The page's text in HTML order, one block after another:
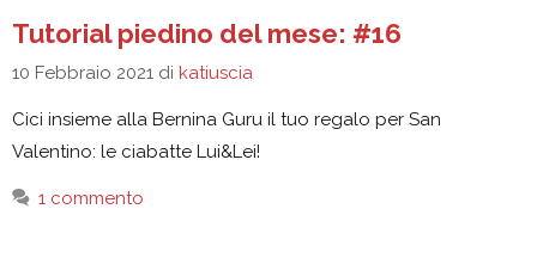
Tutorial piedino del mese: #16
10 Febbraio 2021 di katiuscia
Cici insieme alla Bernina Guru il tuo regalo per San
Valentino: le ciabatte Lui&Lei!
1 commento